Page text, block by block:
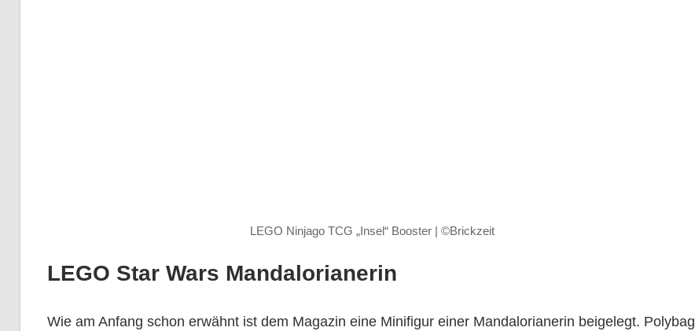
LEGO Ninjago TCG „Insel“ Booster | ©Brickzeit
LEGO Star Wars Mandalorianerin
Wie am Anfang schon erwähnt ist dem Magazin eine Minifigur einer Mandalorianerin beigelegt. Polybag